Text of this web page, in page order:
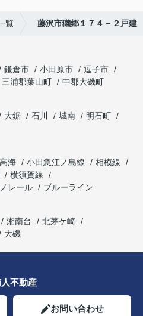
覧 藤沢市獺郷１７４－２戸建
鎌倉市 小田原市
逗子市
三浦郡葉山町
中郡大磯町
大鋸 石川 城南
明石町
海 小田急江ノ島線
相模線
横須賀線
レール
ブルーライン
湘南台
北茅ケ崎
大磯
不動産
お問い合わせ